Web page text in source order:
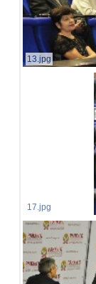
13.jpg
17.jpg